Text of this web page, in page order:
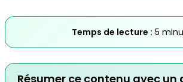
Temps de lecture : 5
Résumer ce contenu avec